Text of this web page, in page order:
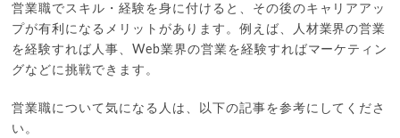
営業職でスキル・経験を身に付けると、その後のキャリアアッ
プが有利になるメリットがあります。例えば、人材業界の営業
を経験すれば人事、Web業界の営業を経験すればマーケティン
グなどに挑戦できます。
営業職について気になる人は、以下の記事を参考にしてくださ
い。